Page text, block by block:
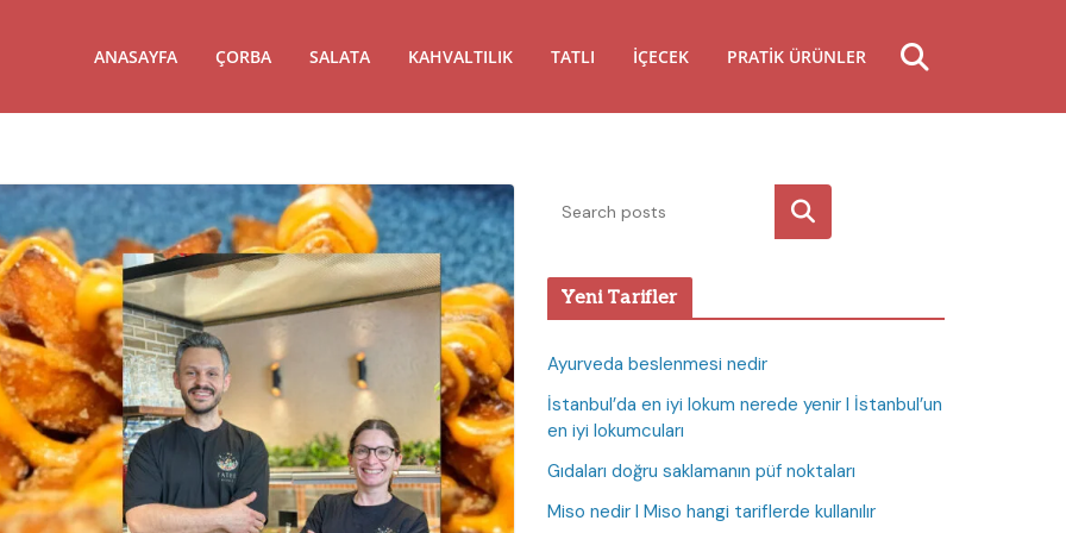
ANASAYFA ÇORBA SALATA KAHVALTILIK TATLI İÇECEK PRATIK ÜRÜNLER
Ara
Yeni Tarifler
Ayurveda beslenmesi nedir
İstanbul’da en iyi lokum nerede yenir I İstanbul’un
en iyi lokumcuları
Gıdaları doğru saklamanın püf noktaları
Miso nedir I Miso hangi tariflerde kullanılır